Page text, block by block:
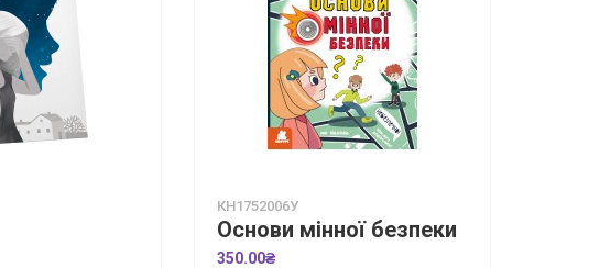
КН1752006У
Основи мінної безпеки
350.00₴